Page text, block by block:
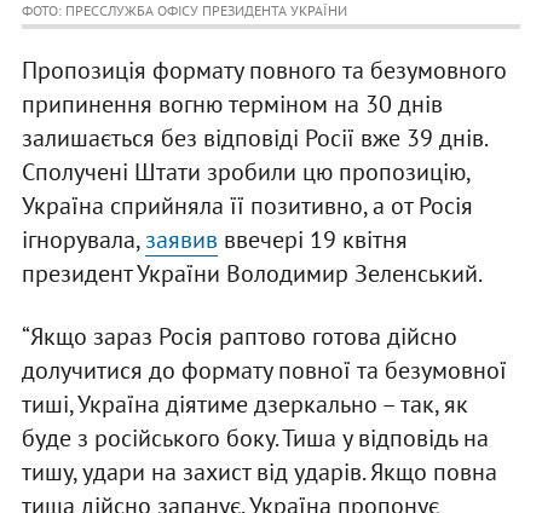
ФОТО: ПРЕССЛУЖБА ОФІСУ ПРЕЗИДЕНТА УКРАЇНИ
Пропозиція формату повного та безумовного
припинення вогню терміном на 30 днів
залишається без відповіді Росії вже 39 днів.
Сполучені Штати зробили цю пропозицію,
Україна сприйняла її позитивно, а от Росія
ігнорувала,заявив ввечері 19 квітня
президент України Володимир Зеленський.
“Якщо зараз Росія раптово готова дійсно
долучитися до формату повної та безумовної
тиші, Україна діятиме дзеркально – так, як
буде з російського боку. Тиша у відповідь на
тишу, удари на захист від ударів. Якщо повна
тиша дійсно запанує, Україна пропонує